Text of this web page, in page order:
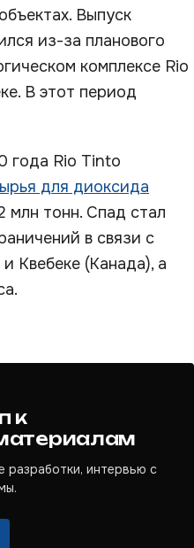
Выпуск
из-за планового
комплексе Rio
В этот период
года Rio Tinto
для диоксида
млн тонн. Спад стал
в связи с
Квебеке (Канада), а
к
разработки, интервью с